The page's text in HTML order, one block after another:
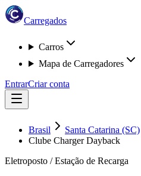
Carregados
Carros
Mapa de Carregadores
EntrarCriar conta
Brasil Santa Catarina (SC)
Clube Charger Dayback
Eletroposto / Estação de Recarga